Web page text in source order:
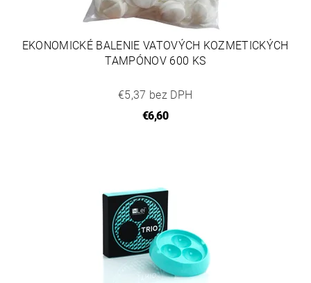
EKONOMICKÉ BALENIE VATOVÝCH KOZMETICKÝCH
TAMPÓNOV 600 KS
€5,37 bez DPH
€6,60